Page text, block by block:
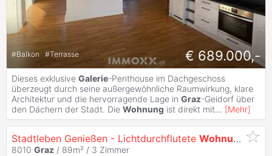
#Balkon #Terrasse € 689.000,-
Dieses exklusive Galerie-Penthouse im Dachgeschoss
überzeugt durch seine außergewöhnliche Raumwirkung, klare
Architektur und die hervorragende Lage in Graz-Geidorf über
den Dächern der Stadt. Die Wohnung ist direkt mit... [Mehr]
Stadtleben Genießen - Lichtdurchflutete Wohnung mit
8010 Graz / 89m² / 3 Zimmer